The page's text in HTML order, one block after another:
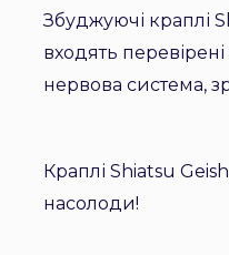
Збуджуючі краплі
входять
нервова система,
Краплі Shiatsu
насолоди!